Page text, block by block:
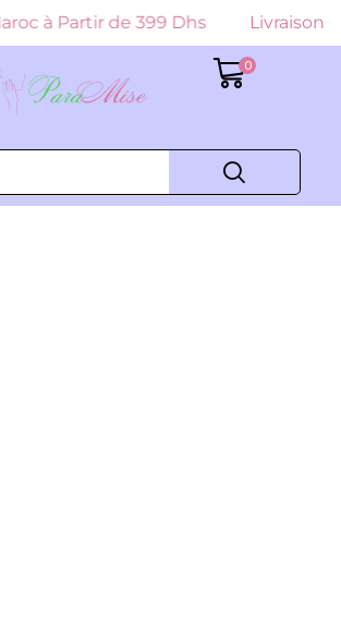
à Partir de 399 Dhs Livraison
0